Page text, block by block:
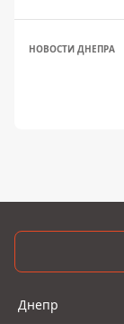
НОВОСТИ ДНЕПРА
Днепр